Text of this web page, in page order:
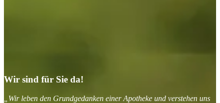
Wir sind für Sie da!
„Wir leben den Grundgedanken einer Apotheke und verstehen uns